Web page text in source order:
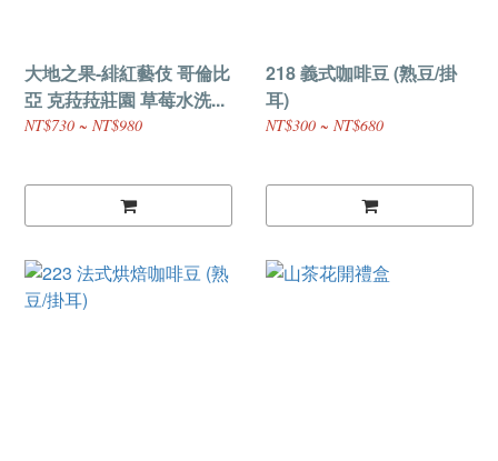
大地之果-緋紅藝伎 哥倫比
亞 克菈菈莊園 草莓水洗...
NT$730 ~ NT$980
218 義式咖啡豆 (熟豆/掛
耳)
NT$300 ~ NT$680